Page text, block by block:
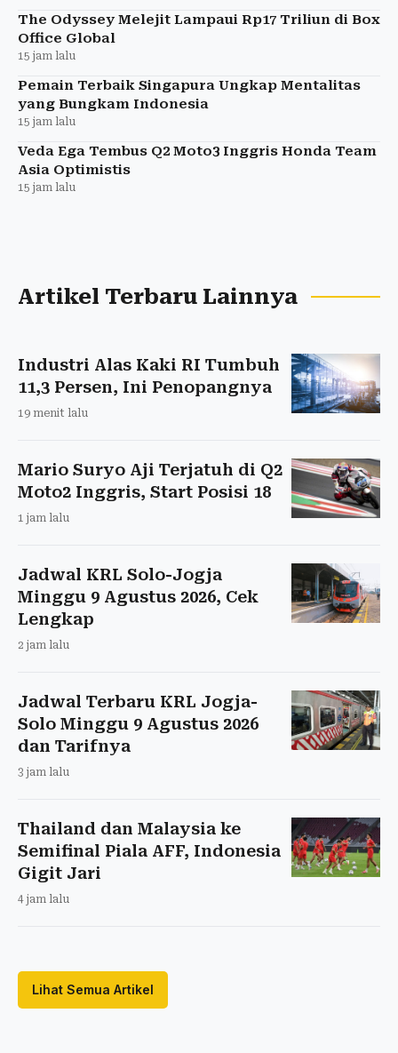
The Odyssey Melejit Lampaui Rp17 Triliun di Box
Office Global
15 jam lalu
Pemain Terbaik Singapura Ungkap Mentalitas
yang Bungkam Indonesia
15 jam lalu
Veda Ega Tembus Q2 Moto3 Inggris Honda Team
Asia Optimistis
15 jam lalu
Artikel Terbaru Lainnya
Industri Alas Kaki RI Tumbuh
11,3 Persen, Ini Penopangnya
19 menit lalu
Mario Suryo Aji Terjatuh di Q2
Moto2 Inggris, Start Posisi 18
1 jam lalu
Jadwal KRL Solo-Jogja
Minggu 9 Agustus 2026, Cek
Lengkap
2 jam lalu
Jadwal Terbaru KRL Jogja-
Solo Minggu 9 Agustus 2026
dan Tarifnya
3 jam lalu
Thailand dan Malaysia ke
Semifinal Piala AFF, Indonesia
Gigit Jari
4 jam lalu
Lihat Semua Artikel